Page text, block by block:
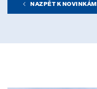
NAZPĚT K NOVINKÁM